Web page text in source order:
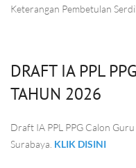
Keterangan Pembetulan
DRAFT IA PPL
TAHUN 2026
Draft IA PPL PPG Calon
Surabaya. KLIK DISINI